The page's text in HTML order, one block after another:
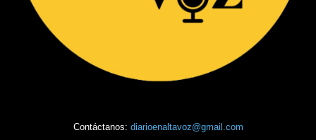
Contáctanos: diarioenaltavoz@gmail.com